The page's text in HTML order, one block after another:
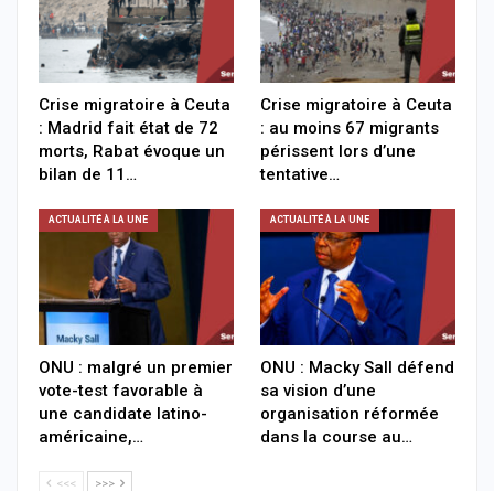
Crise migratoire à Ceuta
: Madrid fait état de 72
morts, Rabat évoque un
bilan de 11…
Crise migratoire à Ceuta
: au moins 67 migrants
périssent lors d’une
tentative…
ACTUALITÉ À LA UNE
ONU : malgré un premier
vote-test favorable à
une candidate latino-
américaine,…
ACTUALITÉ À LA UNE
ONU : Macky Sall défend
sa vision d’une
organisation réformée
dans la course au…
<<< >>>